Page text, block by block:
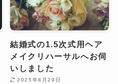
結婚式の1.5次式用ヘア
メイクリハーサルへお伺
いしました
2025年8月29日